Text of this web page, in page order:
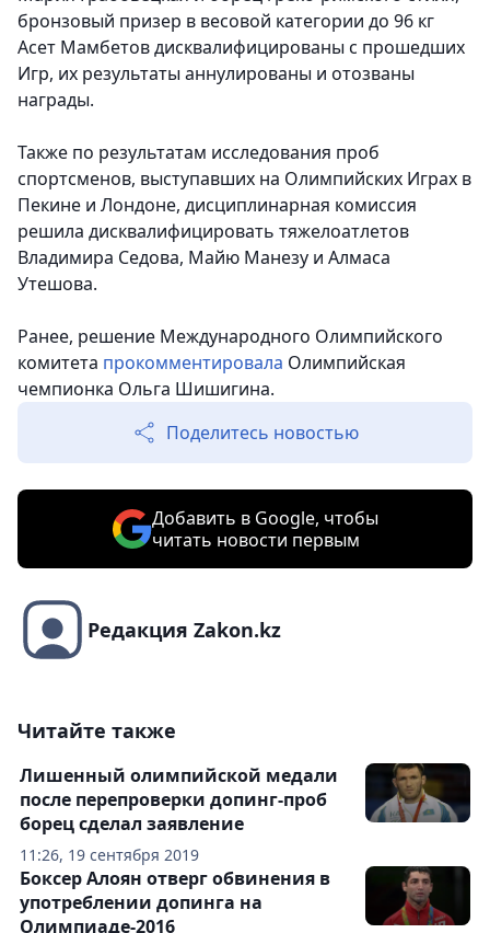
бронзовый призер в весовой категории до 96 кг
Асет Мамбетов дисквалифицированы с прошедших
Игр, их результаты аннулированы и отозваны
награды.
Также по результатам исследования проб
спортсменов, выступавших на Олимпийских Играх в
Пекине и Лондоне, дисциплинарная комиссия
решила дисквалифицировать тяжелоатлетов
Владимира Седова, Майю Манезу и Алмаса
Утешова.
Ранее, решение Международного Олимпийского
комитета прокомментировала Олимпийская
чемпионка Ольга Шишигина.
Поделитесь новостью
Добавить в Google, чтобы
читать новости первым
Редакция Zakon.kz
Читайте также
11:26, 19 сентября 2019
Лишенный олимпийской медали
после перепроверки допинг-проб
борец сделал заявление
Боксер Алоян отверг обвинения в
употреблении допинга на
Олимпиаде-2016